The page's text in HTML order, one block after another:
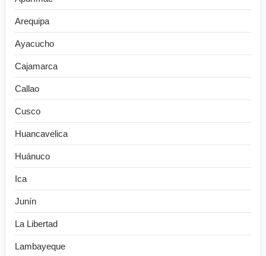
Arequipa
Ayacucho
Cajamarca
Callao
Cusco
Huancavelica
Huánuco
Ica
Junín
La Libertad
Lambayeque